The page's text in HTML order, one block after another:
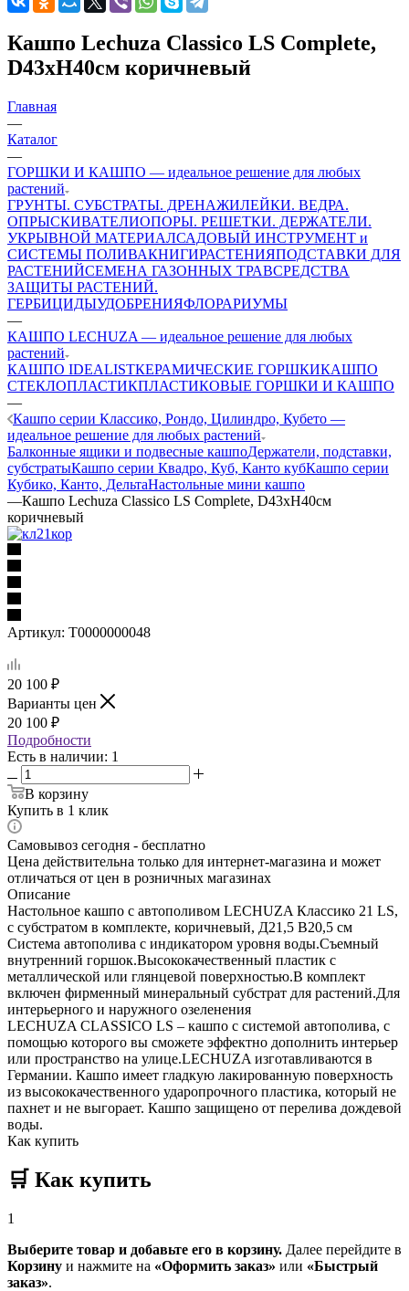
Кашпо Lechuza Classico LS Complete,
D43xH40см коричневый
Главная
—
Каталог
—
ГОРШКИ И КАШПО — идеальное решение для любых
растений
ГРУНТЫ. СУБСТРАТЫ. ДРЕНАЖИЛЕЙКИ. ВЕДРА.
ОПРЫСКИВАТЕЛИОПОРЫ. РЕШЕТКИ. ДЕРЖАТЕЛИ.
УКРЫВНОЙ МАТЕРИАЛСАДОВЫЙ ИНСТРУМЕНТ и
СИСТЕМЫ ПОЛИВАКНИГИРАСТЕНИЯПОДСТАВКИ ДЛЯ
РАСТЕНИЙСЕМЕНА ГАЗОННЫХ ТРАВСРЕДСТВА
ЗАЩИТЫ РАСТЕНИЙ.
ГЕРБИЦИДЫУДОБРЕНИЯФЛОРАРИУМЫ
—
КАШПО LECHUZA — идеальное решение для любых
растений
КАШПО IDEALISTКЕРАМИЧЕСКИЕ ГОРШКИКАШПО
СТЕКЛОПЛАСТИКПЛАСТИКОВЫЕ ГОРШКИ И КАШПО
—
Кашпо серии Классико, Рондо, Цилиндро, Кубето —
идеальное решение для любых растений
Балконные ящики и подвесные кашпоДержатели, подставки,
субстратыКашпо серии Квадро, Куб, Канто кубКашпо серии
Кубико, Канто, ДельтаНастольные мини кашпо
—Кашпо Lechuza Classico LS Complete, D43xH40см
коричневый
Артикул: Т0000000048
20 100 ₽
Варианты цен
20 100 ₽
Подробности
Есть в наличии: 1
В корзину
Купить в 1 клик
Самовывоз сегодня - бесплатно
Цена действительна только для интернет-магазина и может
отличаться от цен в розничных магазинах
Описание
Настольное кашпо с автополивом LECHUZA Классико 21 LS,
с субстратом в комплекте, коричневый, Д21,5 В20,5 см
Система автополива с индикатором уровня воды.Съемный
внутренний горшок.Высококачественный пластик с
металлической или глянцевой поверхностью.В комплект
включен фирменный минеральный субстрат для растений.Для
интерьерного и наружного озеленения
LECHUZA CLASSICO LS – кашпо с системой автополива, с
помощью которого вы сможете эффектно дополнить интерьер
или пространство на улице.LECHUZA изготавливаются в
Германии. Кашпо имеет гладкую лакированную поверхность
из высококачественного ударопрочного пластика, который не
пахнет и не выгорает. Кашпо защищено от перелива дождевой
воды.
Как купить
🛒 Как купить
1
Выберите товар и добавьте его в корзину. Далее перейдите в
Корзину и нажмите на «Оформить заказ» или «Быстрый
заказ».